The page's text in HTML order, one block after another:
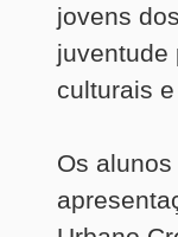
jovens
juventude
culturais
Os